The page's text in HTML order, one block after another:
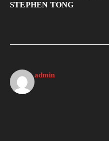
STEPHEN TONG
admin